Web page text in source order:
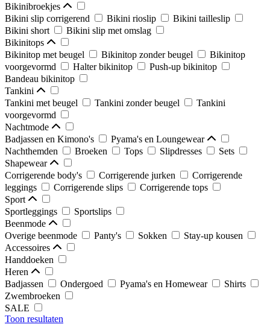
Bikinibroekjes
Bikini slip corrigerend
Bikini rioslip
Bikini tailleslip
Bikini short
Bikini slip met omslag
Bikinitops
Bikinitop met beugel
Bikinitop zonder beugel
Bikinitop
voorgevormd
Halter bikinitop
Push-up bikinitop
Bandeau bikinitop
Tankini
Tankini met beugel
Tankini zonder beugel
Tankini
voorgevormd
Nachtmode
Badjassen en Kimono's
Pyama's en Loungewear
Nachthemden
Broeken Tops Slipdresses
Sets
Shapewear
Corrigerende body's
Corrigerende jurken
Corrigerende
leggings
Corrigerende slips
Corrigerende tops
Sport
Sportleggings
Sportslips
Beenmode
Overige beenmode
Panty's Sokken
Stay-up kousen
Accessoires
Handdoeken
Heren
Badjassen
Ondergoed Pyama's en Homewear
Shirts
Zwembroeken
SALE
Toon resultaten